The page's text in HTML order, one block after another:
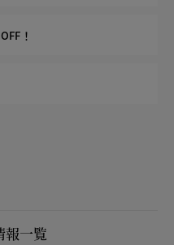
！
報一覧